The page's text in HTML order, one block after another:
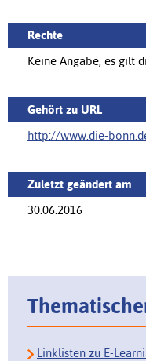
Rechte
Keine Angabe, es gilt
Gehört zu URL
http://www.die-
Zuletzt geändert am
30.06.2016
Linklisten zu E-